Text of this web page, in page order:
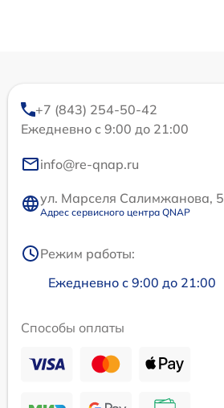
+7 (843) 254-50-42
Ежедневно с 9:00 до 21:00
info@re-qnap.ru
ул. Марселя Салимжанова, 5
Адрес сервисного центра QNAP
Режим работы:
Ежедневно с 9:00 до 21:00
Способы оплаты